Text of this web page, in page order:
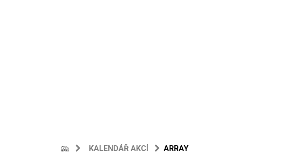
KALENDÁŘ AKCÍ ARRAY